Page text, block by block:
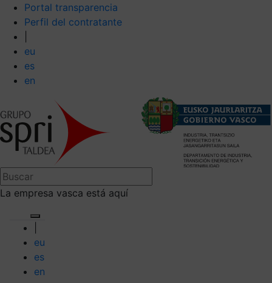
Portal transparencia
Perfil del contratante
eu
es
en
La empresa vasca está aquí
eu
es
en